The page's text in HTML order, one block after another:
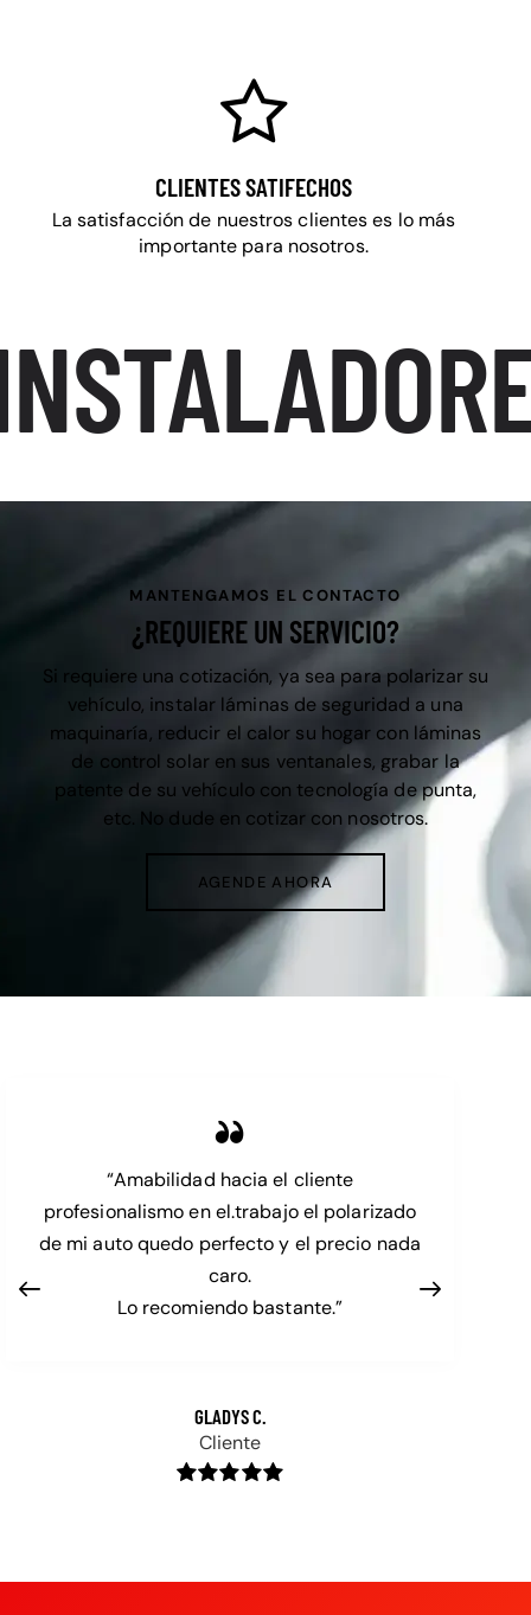
CLIENTES SATIFECHOS
La satisfacción de nuestros clientes es lo más
importante para nosotros.
MANTENGAMOS EL CONTACTO
¿REQUIERE UN SERVICIO?
Si requiere una cotización, ya sea para polarizar su
vehículo, instalar láminas de seguridad a una
maquinaría, reducir el calor su hogar con láminas
de control solar en sus ventanales, grabar la
patente de su vehículo con tecnología de punta,
etc. No dude en cotizar con nosotros.
AGENDE AHORA
“Amabilidad hacia el cliente
profesionalismo en el.trabajo el polarizado
de mi auto quedo perfecto y el precio nada
caro.
Lo recomiendo bastante.”
GLADYS C.
Cliente